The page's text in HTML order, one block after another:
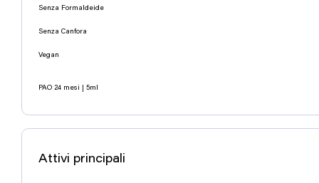
Senza Formaldeide
Senza Canfora
Vegan
PAO 24 mesi | 5ml
Attivi principali